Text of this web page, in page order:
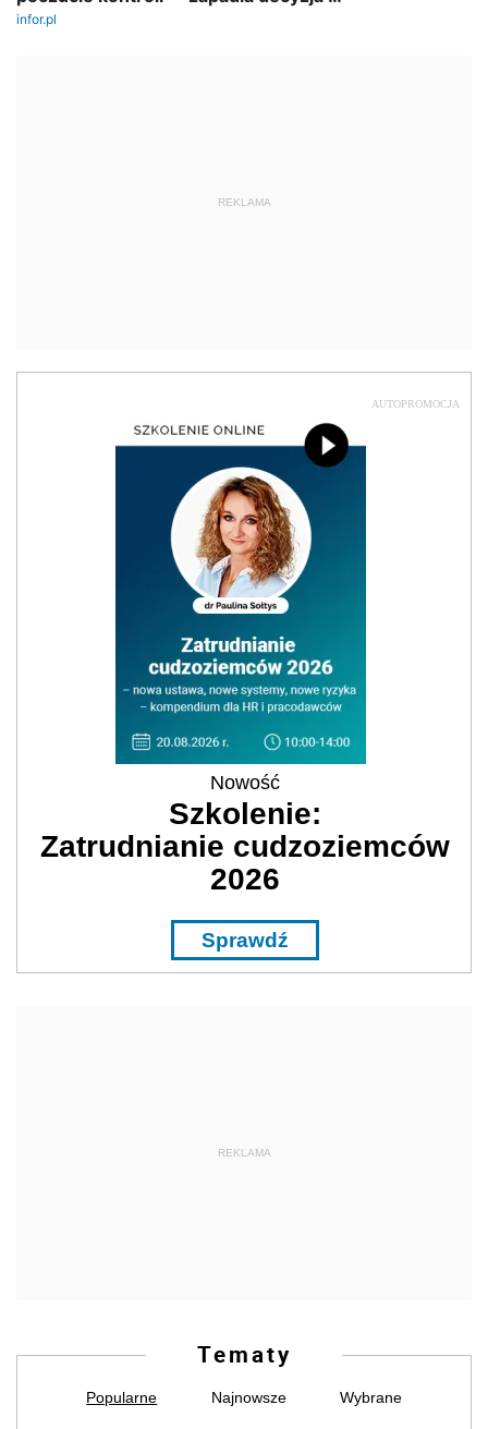
REKLAMA
AUTOPROMOCJA
Nowość
Szkolenie:
Zatrudnianie cudzoziemców
2026
Sprawdź
REKLAMA
Tematy
Popularne Najnowsze Wybrane